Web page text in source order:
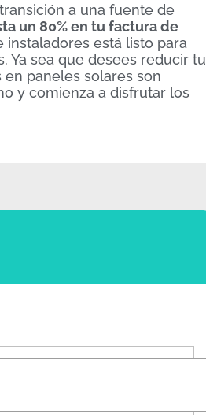
a una fuente de
un 80% en tu factura de
está listo para
Ya sea que desees reducir tu
paneles solares son
y comienza a disfrutar los